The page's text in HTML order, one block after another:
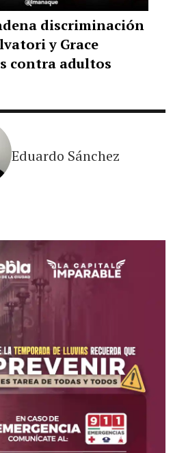
discriminación
y Grace
contra adultos
Eduardo Sánchez